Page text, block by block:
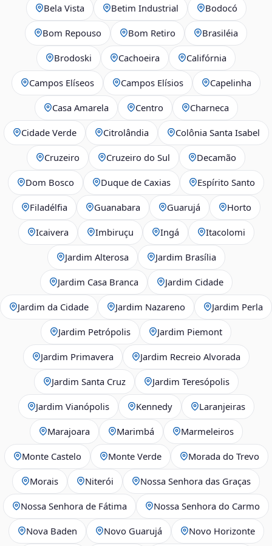
Bela Vista Betim Industrial Bodocó
Bom Repouso Bom Retiro Brasiléia
Brodoski Cachoeira Califórnia
Campos Elíseos Campos Elísios Capelinha
Casa Amarela Centro Charneca
Cidade Verde Citrolândia Colônia Santa Isabel
Cruzeiro Cruzeiro do Sul Decamão
Dom Bosco Duque de Caxias Espírito Santo
Filadélfia Guanabara Guarujá Horto
Icaivera Imbiruçu Ingá Itacolomi
Jardim Alterosa Jardim Brasília
Jardim Casa Branca Jardim Cidade
Jardim da Cidade Jardim Nazareno Jardim Perla
Jardim Petrópolis Jardim Piemont
Jardim Primavera Jardim Recreio Alvorada
Jardim Santa Cruz Jardim Teresópolis
Jardim Vianópolis Kennedy Laranjeiras
Marajoara Marimbá Marmeleiros
Monte Castelo Monte Verde Morada do Trevo
Morais Niterói Nossa Senhora das Graças
Nossa Senhora de Fátima Nossa Senhora do Carmo
Nova Baden Novo Guarujá Novo Horizonte